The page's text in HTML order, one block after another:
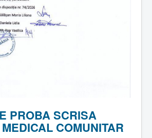
PROBA SCRISA
COMUNITAR